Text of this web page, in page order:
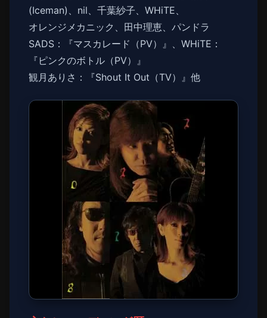
(Iceman)、nil、千葉紗子、WHiTE、
オレンジメカニック、田中理恵、パンドラ
SADS：『マスカレード（PV）』、WHiTE：
『ピンクのボトル（PV）』
観月ありさ：『Shout It Out（TV）』他